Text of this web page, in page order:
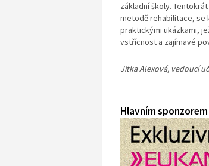
základní školy.
metodě rehabilitace, se
praktickými ukázkami,
vstřícnost a zajímavé
Jitka Alexová, vedoucí
Hlavním